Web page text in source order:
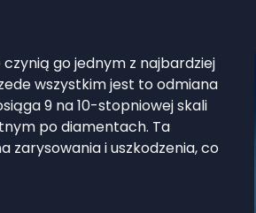
go jednym z najbardziej
wszystkim jest to odmiana
9 na 10-stopniowej skali
po diamentach. Ta
zarysowania i uszkodzenia, co